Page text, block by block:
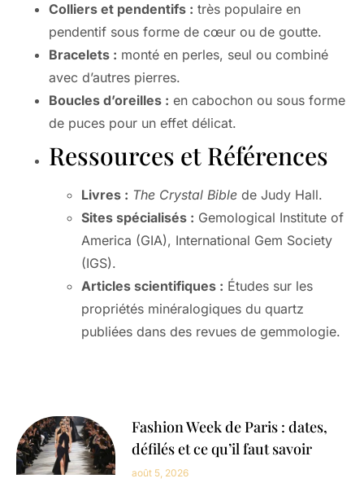
Colliers et pendentifs : très populaire en
pendentif sous forme de cœur ou de goutte.
Bracelets : monté en perles, seul ou combiné
avec d’autres pierres.
Boucles d’oreilles : en cabochon ou sous forme
de puces pour un effet délicat.
Ressources et Références
Livres : The Crystal Bible de Judy Hall.
Sites spécialisés : Gemological Institute of
America (GIA), International Gem Society
(IGS).
Articles scientifiques : Études sur les
propriétés minéralogiques du quartz
publiées dans des revues de gemmologie.
Fashion Week de Paris : dates,
défilés et ce qu’il faut savoir
août 5, 2026